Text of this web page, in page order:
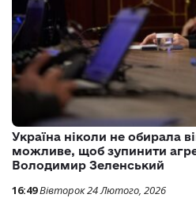
Україна ніколи не обирала
можливе, щоб зупинити
Володимир Зеленський
16:49Вівторок 24 Лютого, 2026